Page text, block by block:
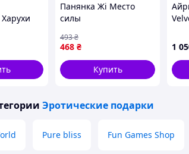
см
Украине
Панянка Жі Место
силы
468 ₴
493₴
Купить
1
Эротические подарки
Pure bliss Fun Games Shop